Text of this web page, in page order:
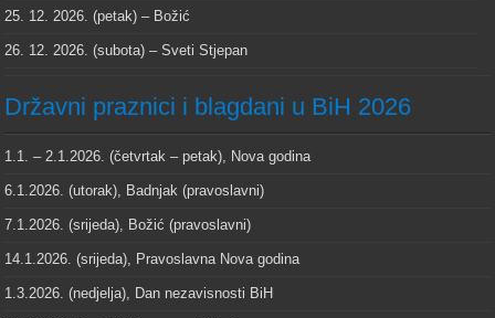
25. 12. 2026. (petak) – Božić
26. 12. 2026. (subota) – Sveti Stjepan
Državni praznici i blagdani u BiH 2026
1.1. – 2.1.2026. (četvrtak – petak), Nova godina
6.1.2026. (utorak), Badnjak (pravoslavni)
7.1.2026. (srijeda), Božić (pravoslavni)
14.1.2026. (srijeda), Pravoslavna Nova godina
1.3.2026. (nedjelja), Dan nezavisnosti BiH